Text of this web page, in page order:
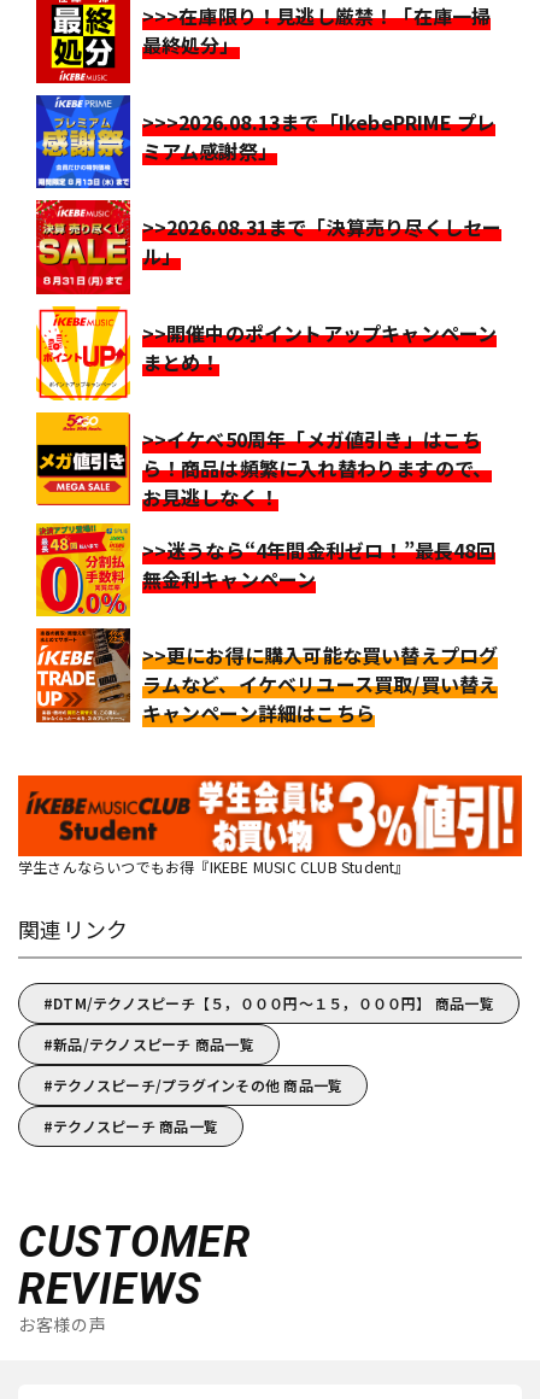
>>>在庫限り！見逃し厳禁！「在庫一掃
最終処分」
>>>2026.08.13まで「IkebePRIME プレ
ミアム感謝祭」
>>2026.08.31まで「決算売り尽くしセー
ル」
>>開催中のポイントアップキャンペーン
まとめ！
>>イケベ50周年「メガ値引き」はこち
ら！商品は頻繁に入れ替わりますので、
お見逃しなく！
>>迷うなら“4年間金利ゼロ！”最長48回
無金利キャンペーン
>>更にお得に購入可能な買い替えプログ
ラムなど、イケベリユース買取/買い替え
キャンペーン詳細はこちら
学生さんならいつでもお得『IKEBE MUSIC CLUB Student』
関連リンク
DTM/テクノスピーチ【５，０００円～１５，０００円】 商品一覧
新品/テクノスピーチ 商品一覧
テクノスピーチ/プラグインその他 商品一覧
テクノスピーチ 商品一覧
CUSTOMER
REVIEWS
お客様の声